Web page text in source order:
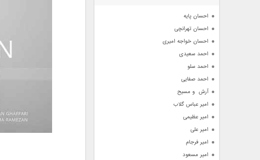
احسان پایه
احسان تهرانچی
احسان خواجه امیری
احمد سعیدی
احمد سلو
احمد صفایی
آرش  و مسیح
امیر عباس گلاب
امیر عظیمی
امیر علی
امیر فرجام
امیر مسعود